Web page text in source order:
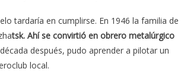
tardaría en cumplirse. En 1946 la familia de
tsk. Ahí se convirtió en obrero metalúrgico
después, pudo aprender a pilotar un
local.